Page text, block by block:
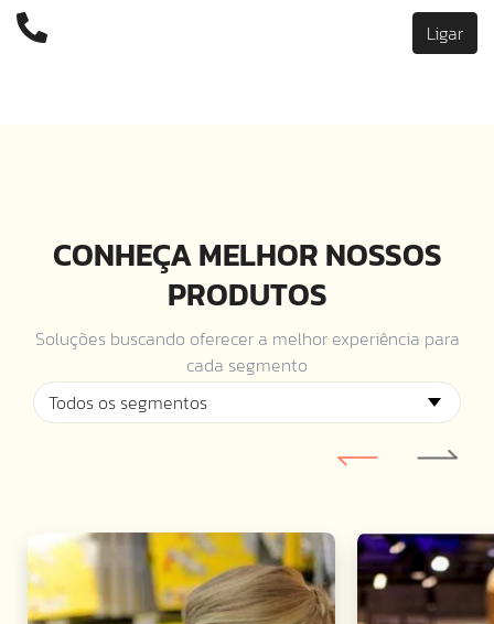
Ligar
CONHEÇA MELHOR NOSSOS
PRODUTOS
Soluções buscando oferecer a melhor experiência para
cada segmento